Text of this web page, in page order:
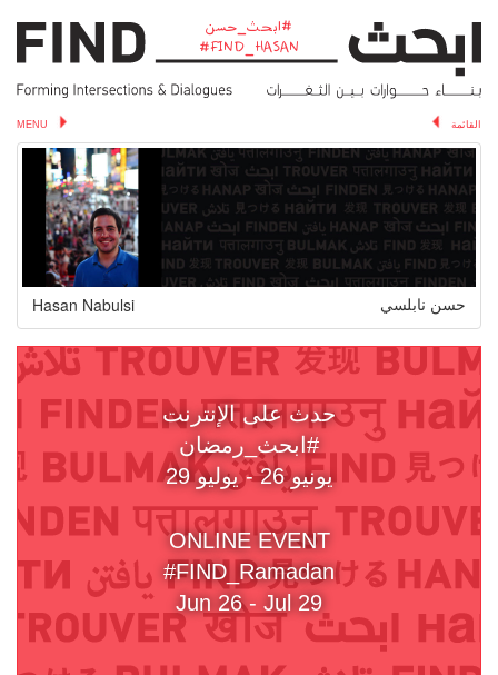
ابحث_حسن#
القائمة MENU
حسن نابلسي Hasan Nabulsi
حدث على الإنترنت
#ابحث_رمضان
يونيو 26 - يوليو 29
ONLINE EVENT
#FIND_Ramadan
Jun 26 - Jul 29